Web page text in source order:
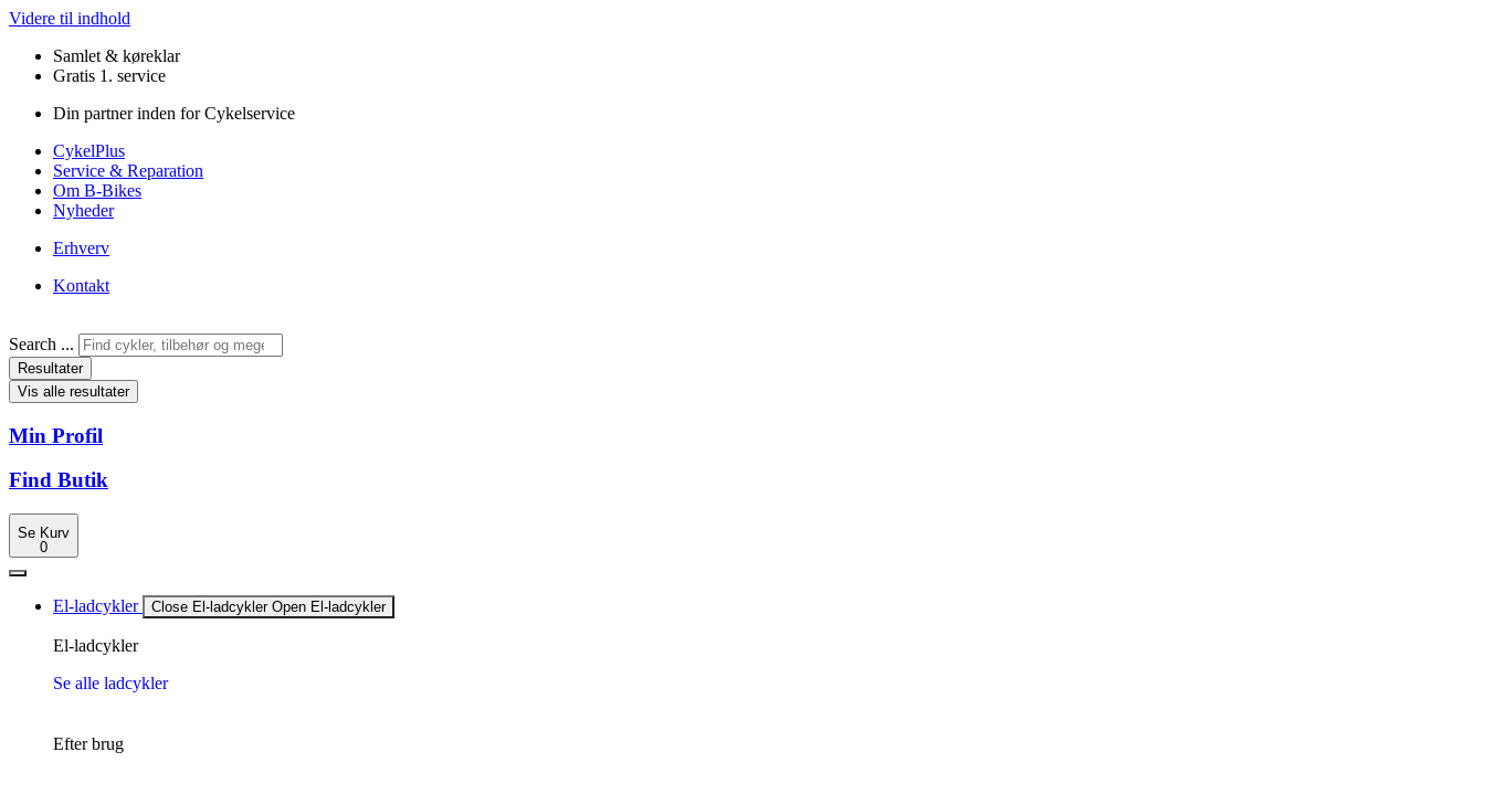
Videre til indhold
Samlet & køreklar
Gratis 1. service
Din partner inden for Cykelservice
CykelPlus
Service & Reparation
Om B-Bikes
Nyheder
Erhverv
Kontakt
Search ...
Resultater
Vis alle resultater
Min Profil
Find Butik
Se Kurv
0
El-ladcykler Close El-ladcykler Open El-ladcykler
El-ladcykler
Se alle ladcykler
Efter brug